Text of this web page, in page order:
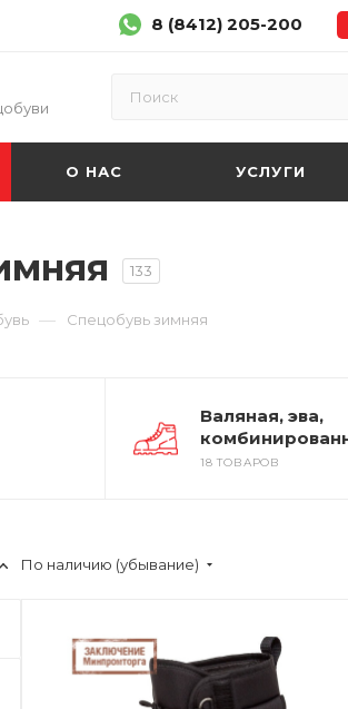
8 (8412) 205-200
О НАС УСЛУГИ
133
— Спецобувь зимняя
Валяная, эва,
18 ТОВАРОВ
По наличию (убывание)